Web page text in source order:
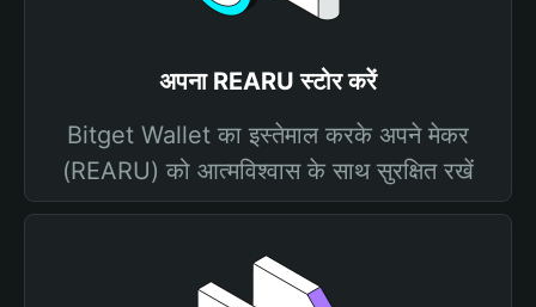
अपना REARU स्टोर करें
Bitget Wallet का इस्तेमाल करके अपने मेकर
(REARU) को आत्मविश्वास के साथ सुरक्षित रखें